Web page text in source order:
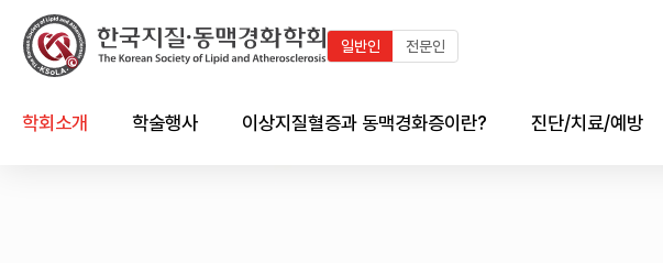
일반인 전문인
학회소개 학술행사 이상지질혈증과 동맥경화증이란? 진단/치료/예방